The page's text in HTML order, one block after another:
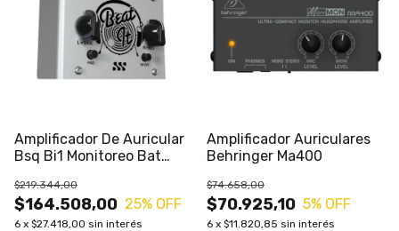
Amplificador De Auricular
Bsq Bi1 Monitoreo Bat
$164.508,00
$219.344,00
25% OFF
6 x $27.418,00 sin interés
Amplificador Auriculares
Behringer Ma400
$70.925,10
$74.658,00
5% OFF
6 x $11.820,85 sin interés